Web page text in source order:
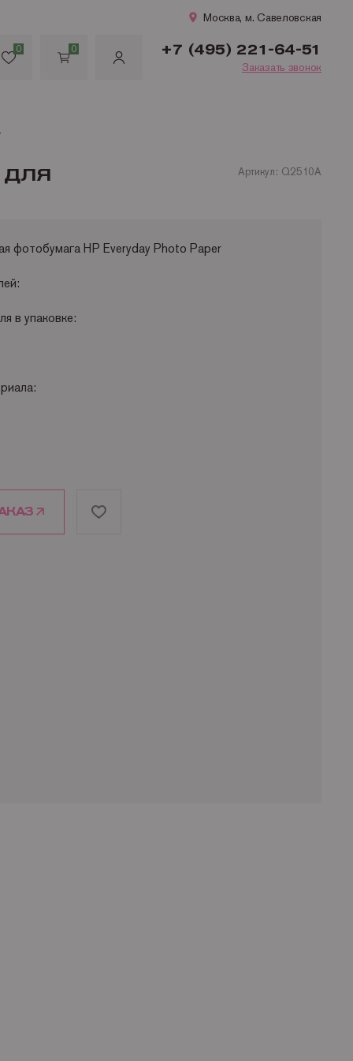
Москва, м. Савеловская
0 0 +7 (495) 221-64-51
Заказать звонок
м2 (100л.)
ДЛЯ Артикул: Q2510A
фотобумага HP Everyday Photo Paper
в упаковке: